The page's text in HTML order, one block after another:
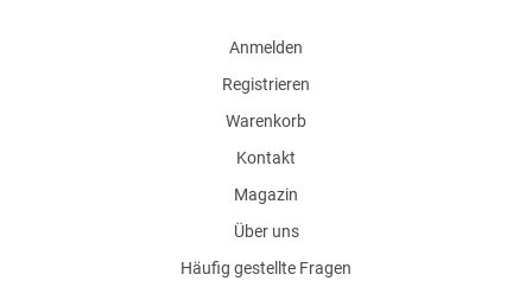
Anmelden
Registrieren
Warenkorb
Kontakt
Magazin
Über uns
Häufig gestellte Fragen